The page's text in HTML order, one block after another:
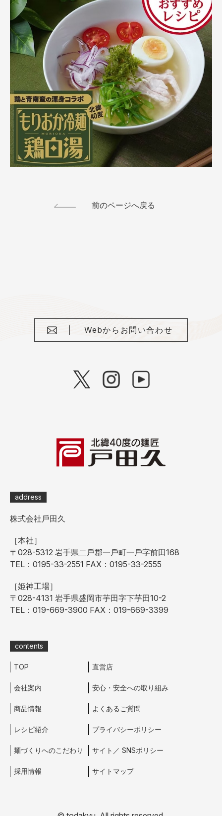
前のページへ戻る
Webからお問い合わせ
address
株式会社⼾⽥久
［本社］
〒028-5312 岩⼿県⼆⼾郡⼀⼾町⼀⼾字前⽥168
TEL：0195-33-2551 FAX：0195-33-2555
［姫神⼯場］
〒028-4131 岩⼿県盛岡市芋⽥字下芋⽥10-2
TEL：019-669-3900 FAX：019-669-3399
contents
TOP
会社案内
商品情報
レシピ紹介
麺づくりへのこだわり
採⽤情報
直営店
安⼼・安全への取り組み
よくあるご質問
プライバシーポリシー
サイト／ SNSポリシー
サイトマップ